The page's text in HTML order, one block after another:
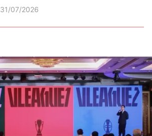
31/07/2026